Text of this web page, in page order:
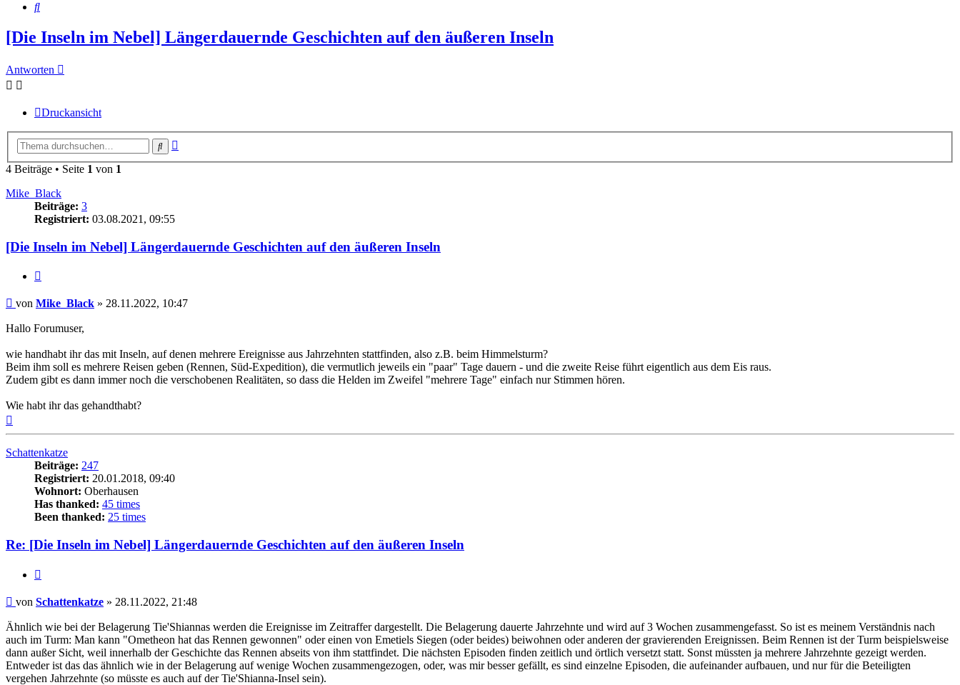
Suche
[Die Inseln im Nebel] Längerdauernde Geschichten auf den äußeren Inseln
Antworten
Druckansicht
Suche
4 Beiträge • Seite 1 von 1
Mike_Black
Beiträge: 3
Registriert: 03.08.2021, 09:55
[Die Inseln im Nebel] Längerdauernde Geschichten auf den äußeren Inseln
Beitrag
von Mike_Black » 28.11.2022, 10:47
Hallo Forumuser,
wie handhabt ihr das mit Inseln, auf denen mehrere Ereignisse aus Jahrzehnten stattfinden, also z.B. beim Himmelsturm?
Beim ihm soll es mehrere Reisen geben (Rennen, Süd-Expedition), die vermutlich jeweils ein "paar" Tage dauern - und die zweite Reise führt eigentlich aus dem Eis raus.
Zudem gibt es dann immer noch die verschobenen Realitäten, so dass die Helden im Zweifel "mehrere Tage" einfach nur Stimmen hören.
Wie habt ihr das gehandthabt?
Schattenkatze
Beiträge: 247
Registriert: 20.01.2018, 09:40
Wohnort: Oberhausen
Has thanked: 45 times
Been thanked: 25 times
Re: [Die Inseln im Nebel] Längerdauernde Geschichten auf den äußeren Inseln
Beitrag
von Schattenkatze » 28.11.2022, 21:48
Ähnlich wie bei der Belagerung Tie'Shiannas werden die Ereignisse im Zeitraffer dargestellt. Die Belagerung dauerte Jahrzehnte und wird auf 3 Wochen zusammengefasst. So ist es meinem Verständnis nach
auch im Turm: Man kann "Ometheon hat das Rennen gewonnen" oder einen von Emetiels Siegen (oder beides) beiwohnen oder anderen der gravierenden Ereignissen. Beim Rennen ist der Turm beispielsweise
dann außer Sicht, weil innerhalb der Geschichte das Rennen abseits von ihm stattfindet. Die nächsten Episoden finden zeitlich und örtlich versetzt statt. Sonst müssten ja mehrere Jahrzehnte gezeigt werden.
Entweder ist das das ähnlich wie in der Belagerung auf wenige Wochen zusammengezogen, oder, was mir besser gefällt, es sind einzelne Episoden, die aufeinander aufbauen, und nur für die Beteiligten
vergehen Jahrzehnte (so müsste es auch auf der Tie'Shianna-Insel sein).